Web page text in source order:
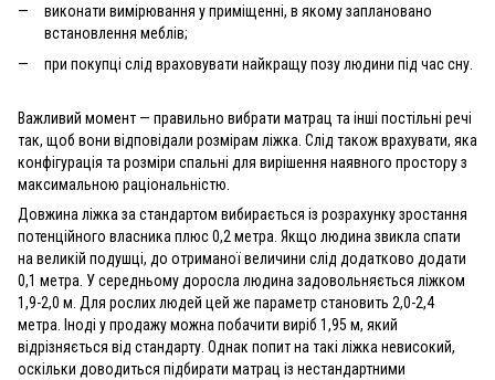
виконати вимірювання у приміщенні, в якому заплановано
встановлення меблів;
при покупці слід враховувати найкращу позу людини під час сну.
Важливий момент — правильно вибрати матрац та інші постільні речі
так, щоб вони відповідали розмірам ліжка. Слід також врахувати, яка
конфігурація та розміри спальні для вирішення наявного простору з
максимальною раціональністю.
Довжина ліжка за стандартом вибирається із розрахунку зростання
потенційного власника плюс 0,2 метра. Якщо людина звикла спати
на великій подушці, до отриманої величини слід додатково додати
0,1 метра. У середньому доросла людина задовольняється ліжком
1,9-2,0 м. Для рослих людей цей же параметр становить 2,0-2,4
метра. Іноді у продажу можна побачити виріб 1,95 м, який
відрізняється від стандарту. Однак попит на такі ліжка невисокий,
оскільки доводиться підбирати матрац із нестандартними